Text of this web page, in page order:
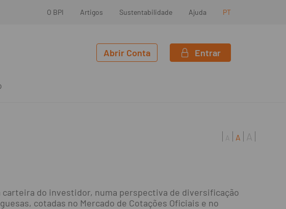
O BPI Artigos Sustentabilidade Ajuda PT
Abrir Conta Entrar
A A A
do investidor, numa perspectiva de diversificação
cotadas no Mercado de Cotações Oficiais e no